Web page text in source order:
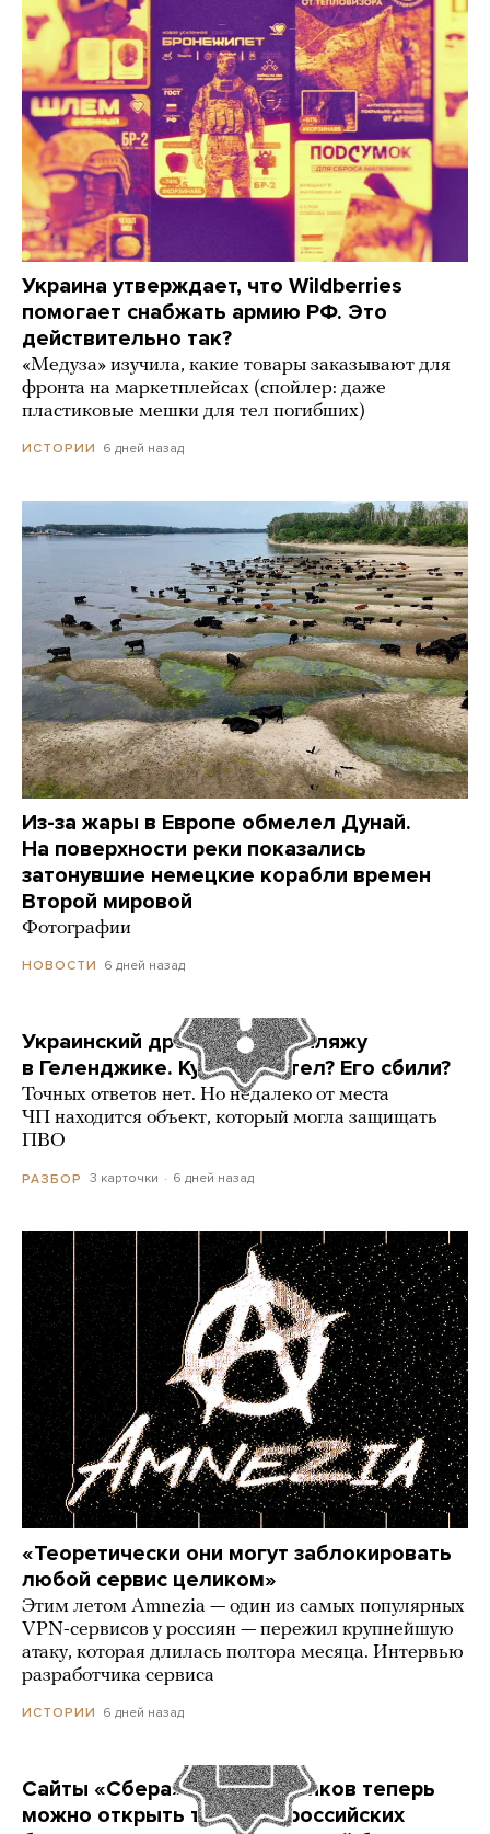
Украина утверждает, что Wildberries
помогает снабжать армию РФ. Это
действительно так?
«Медуза» изучила, какие товары заказывают для
фронта на маркетплейсах (спойлер: даже
пластиковые мешки для тел погибших)
ИСТОРИИ 6 дней назад
Из-за жары в Европе обмелел Дунай.
На поверхности реки показались
затонувшие немецкие корабли времен
Второй мировой
Фотографии
НОВОСТИ 6 дней назад
Украинский дрон попал по пляжу
в Геленджике. Куда он летел? Его сбили?
Точных ответов нет. Но недалеко от места
ЧП находится объект, который могла защищать
ПВО
РАЗБОР 3 карточки 6 дней назад
«Теоретически они могут заблокировать
любой сервис целиком»
Этим летом Amnezia — один из самых популярных
VPN-сервисов у россиян — пережил крупнейшую
атаку, которая длилась полтора месяца. Интервью
разработчика сервиса
ИСТОРИИ 6 дней назад
Сайты «Сбера» и других банков теперь
можно открыть только в российских